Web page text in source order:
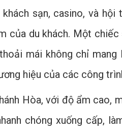
sạn, casino, và
của du khách. Một
mái không chỉ
hiệu của các công
Hòa, với độ ẩm cao,
chóng xuống cấp,